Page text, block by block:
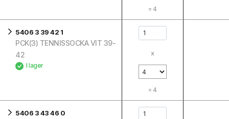
=4
5406 3 39 42 1
PCK(3) TENNISSOCKA VIT 39-
42
I lager
x
=4
5406 3 43 46 0